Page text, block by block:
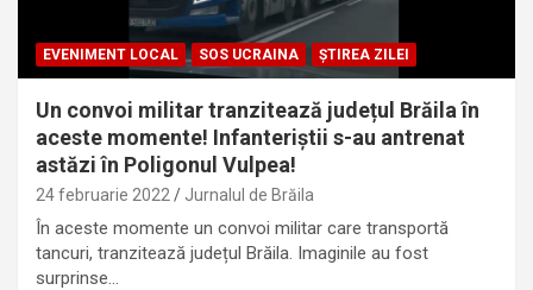
EVENIMENT LOCAL SOS UCRAINA ȘTIREA ZILEI
Un convoi militar tranzitează județul Brăila în
aceste momente! Infanteriștii s-au antrenat
astăzi în Poligonul Vulpea!
24 februarie 2022 Jurnalul de Brăila
În aceste momente un convoi militar care transportă
tancuri, tranzitează județul Brăila. Imaginile au fost
surprinse…